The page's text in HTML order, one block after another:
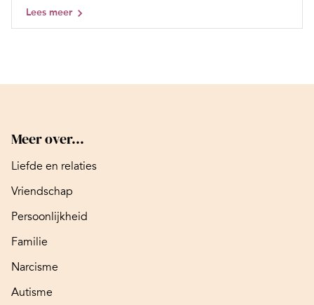
Lees meer
Meer over...
Liefde en relaties
Vriendschap
Persoonlijkheid
Familie
Narcisme
Autisme